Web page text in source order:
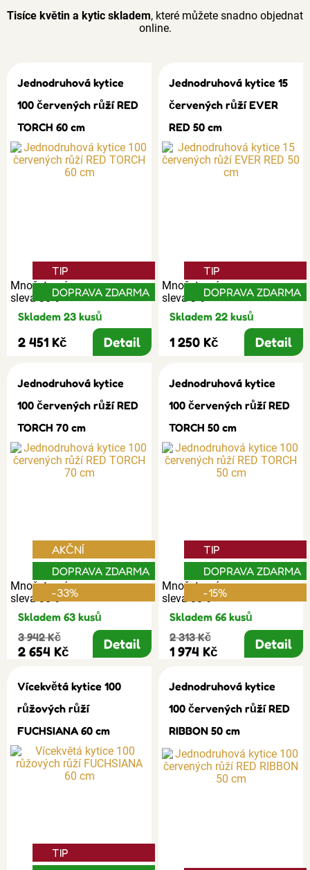
Tisíce květin a kytic skladem, které můžete snadno objednat
online.
Jednodruhová kytice
100 červených růží RED
TORCH 60 cm
Množstevní
sleva 30%
TIP
DOPRAVA ZDARMA
Skladem 23 kusů
2 451 Kč Detail
Jednodruhová kytice 15
červených růží EVER
RED 50 cm
Množstevní
sleva 3%
TIP
DOPRAVA ZDARMA
Skladem 22 kusů
1 250 Kč Detail
Jednodruhová kytice
100 červených růží RED
TORCH 70 cm
Množstevní
sleva 30%
AKČNÍ
DOPRAVA ZDARMA
-33%
Skladem 63 kusů
3 942 Kč
2 654 Kč Detail
Jednodruhová kytice
100 červených růží RED
TORCH 50 cm
Množstevní
sleva 30%
TIP
DOPRAVA ZDARMA
-15%
Skladem 66 kusů
2 313 Kč
1 974 Kč Detail
Vícekvětá kytice 100
růžových růží
FUCHSIANA 60 cm
TIP
Jednodruhová kytice
100 červených růží RED
RIBBON 50 cm